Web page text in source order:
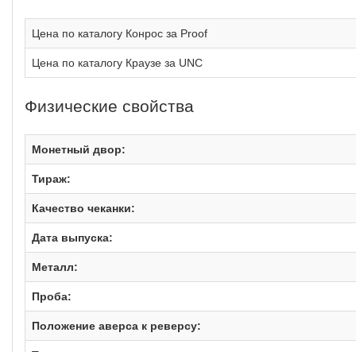
Цена по каталогу Конрос за Proof
Цена по каталогу Краузе за UNC
Физические свойства
Монетный двор:
Тираж:
Качество чеканки:
Дата выпуска:
Металл:
Проба:
Положение аверса к реверсу: